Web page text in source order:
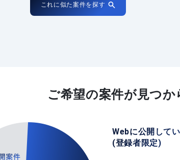
これに似た案件を探す
ご希望の案件が見つか
Webに公開して
(登録者限定)